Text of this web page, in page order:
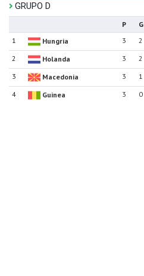
GRUPO D
P G
1
Hungria 3 2
2
Holanda 3 2
3
Macedonia 3 1
4
Guinea 3 0